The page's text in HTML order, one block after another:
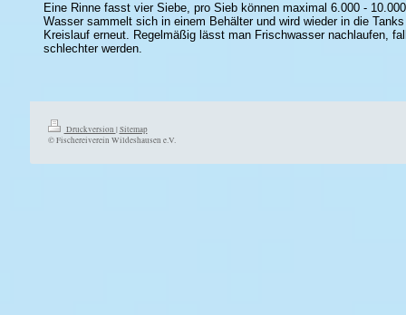
Eine Rinne fasst vier Siebe, pro Sieb können maximal 6.000 -
Wasser sammelt sich in einem Behälter und wird wieder in die
Kreislauf erneut. Regelmäßig lässt man Frischwasser nachlaufen,
schlechter werden.
Druckversion |Sitemap
© Fischereiverein Wildeshausen e.V.